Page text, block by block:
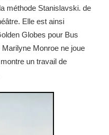
méthode Stanislavski. de
Elle est ainsi
Globes pour Bus
Marilyne Monroe ne joue
un travail de